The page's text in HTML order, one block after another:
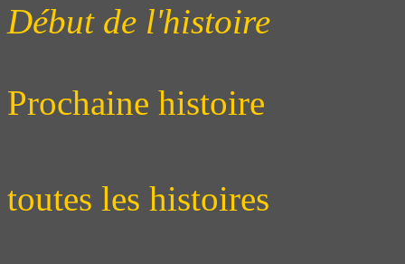
Début de l'histoire
Prochaine histoire
toutes les histoires